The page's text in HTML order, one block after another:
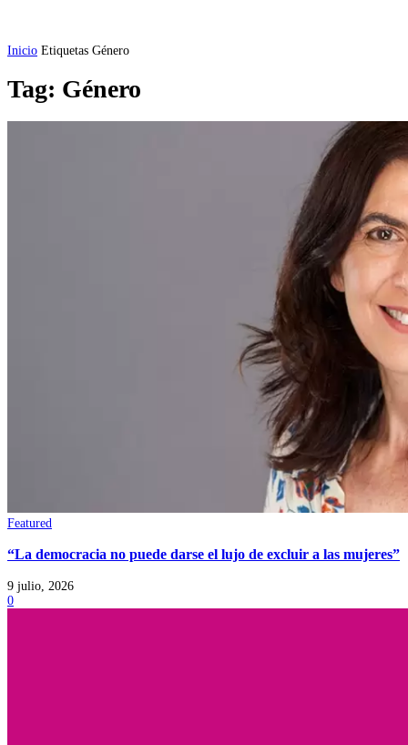
Inicio Etiquetas Género
Tag: Género
Featured
“La democracia no puede darse el lujo de excluir a las mujeres”
9 julio, 2026
0